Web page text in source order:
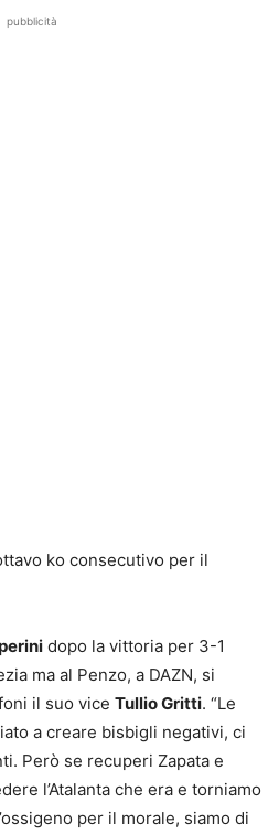
pubblicità
ko consecutivo per il
dopo la vittoria per 3-1
ma al Penzo, a DAZN, si
il suo vice Tullio Gritti. “Le
a creare bisbigli negativi, ci
Però se recuperi Zapata e
l’Atalanta che era e torniamo
per il morale, siamo di